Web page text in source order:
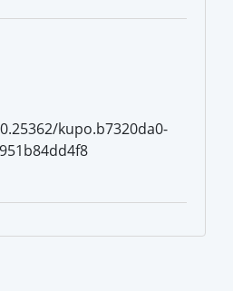
kupo.b7320da0-